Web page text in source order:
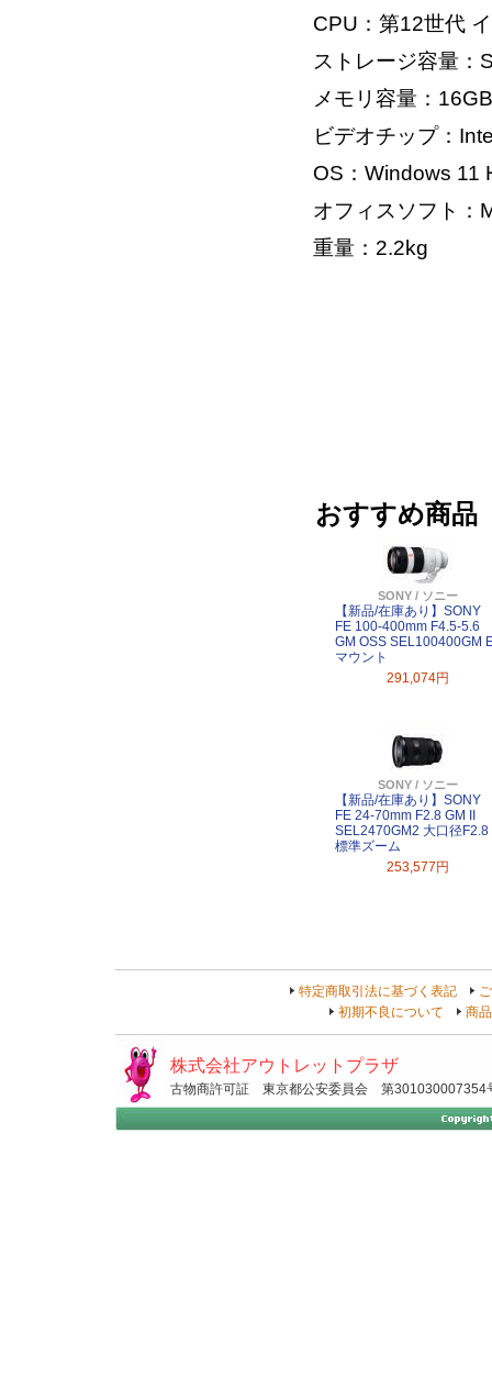
CPU：第12世代
ストレージ容量：
メモリ容量：16GB
ビデオチップ：
OS：Windows 11
オフィスソフト：
重量：2.2kg
おすすめ商品
SONY / ソニー
【新品/在庫あり】SONY
FE 100-400mm F4.5-5.6
GM OSS SEL100400GM
マウント
291,074円
SONY / ソニー
【新品/在庫あり】SONY
FE 24-70mm F2.8 GM II
SEL2470GM2 大口径F2.8
標準ズーム
253,577円
特定商取引法に基づく表記
初期不良について
商
株式会社アウトレットプラザ
古物商許可証 東京都公安委員会 第301030007354